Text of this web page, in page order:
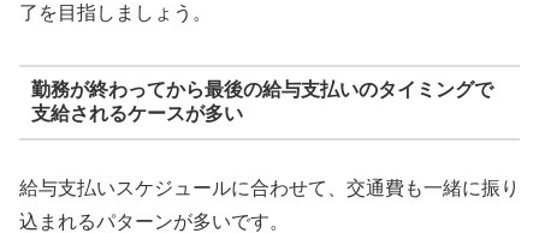
了を目指しましょう。
勤務が終わってから最後の給与支払いのタイミングで
支給されるケースが多い
給与支払いスケジュールに合わせて、交通費も一緒に振り
込まれるパターンが多いです。